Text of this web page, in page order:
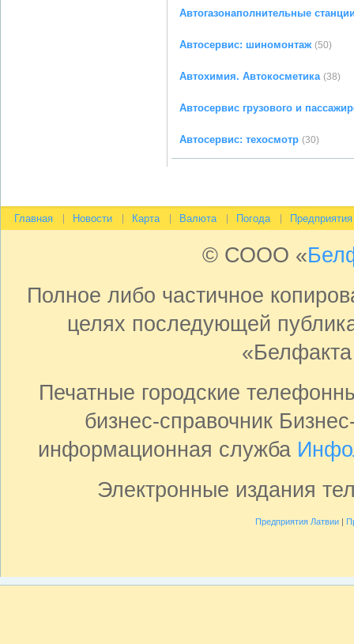
Автогазонаполнительные
Автосервис: шиномонтаж (50)
Автохимия. Автокосметика (38)
Автосервис грузового и
Автосервис: техосмотр (30)
Главная Новости Карта Валюта Погода Предприятия
© СООО «
Полное либо частичное
целях последующей
Печатные городские
бизнес-справочник
информационная служба
Электронные издания
Предприятия Латвии|